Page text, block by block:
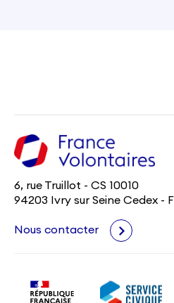
6, rue Truillot - CS 10010
94203 Ivry sur Seine Cedex -
Nous contacter